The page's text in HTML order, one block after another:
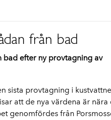
från bad
bad efter ny provtagning av
sista provtagning i
att de nya värdena är nära
genomfördes från